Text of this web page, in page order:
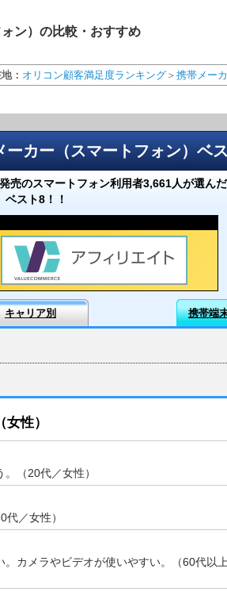
ン）の比較・おすすめ
： オリコン顧客満足度ランキング＞ 携帯メー
カー（スマートフォン）ベ
売のスマートフォン利用者3,661人が選んだ
スト8！！
キャリア別 携帯端
性）
（20代／女性）
／女性）
カメラやビデオが使いやすい。（60代以